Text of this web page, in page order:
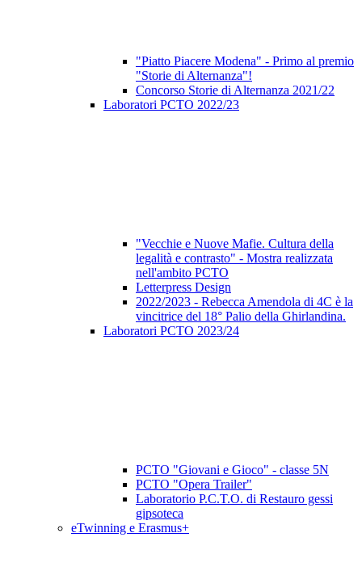
"Piatto Piacere Modena" - Primo al premio
"Storie di Alternanza"!
Concorso Storie di Alternanza 2021/22
Laboratori PCTO 2022/23
"Vecchie e Nuove Mafie. Cultura della
legalità e contrasto" - Mostra realizzata
nell'ambito PCTO
Letterpress Design
2022/2023 - Rebecca Amendola di 4C è la
vincitrice del 18° Palio della Ghirlandina.
Laboratori PCTO 2023/24
PCTO "Giovani e Gioco" - classe 5N
PCTO "Opera Trailer"
Laboratorio P.C.T.O. di Restauro gessi
gipsoteca
eTwinning e Erasmus+